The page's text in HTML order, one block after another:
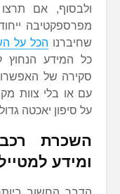
ולבסוף, אם
מפרספקטיבה
שחיברנו הכל על
כל המידע הנחוץ
סקירה של
עם או בלי צוות
על סיפון יאכטה
השכרת
ומידע